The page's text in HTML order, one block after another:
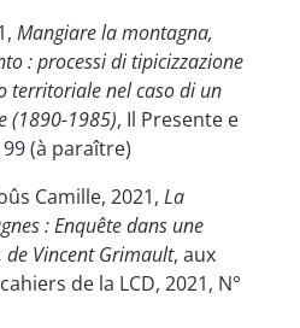
Mangiare la montagna,
: processi di tipicizzazione
territoriale nel caso di un
(1890-1985), Il Presente e
(à paraître)
Camille, 2021, La
: Enquête dans une
de Vincent Grimault, aux
de la LCD, 2021, N°